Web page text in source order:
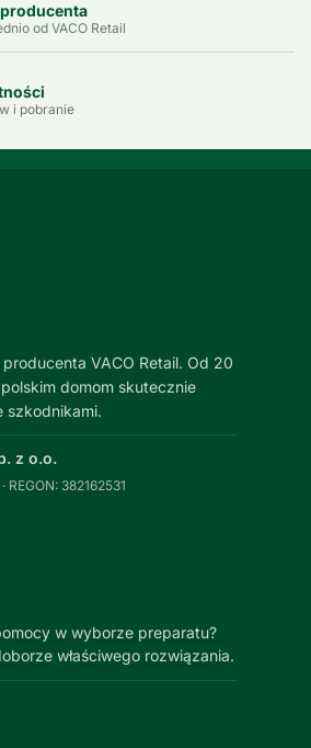
od VACO Retail
i pobranie
VACO Retail. Od 20
domom skutecznie
szkodnikami.
z o.o.
REGON: 382162531
w wyborze preparatu?
właściwego rozwiązania.